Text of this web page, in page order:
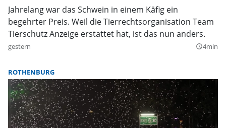
Jahrelang war das Schwein in einem Käfig ein
begehrter Preis. Weil die Tierrechtsorganisation Team
Tierschutz Anzeige erstattet hat, ist das nun anders.
gestern query_builder4min
ROTHENBURG